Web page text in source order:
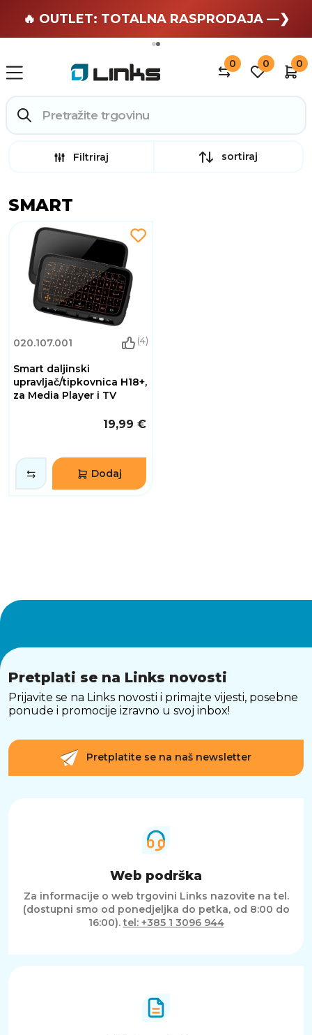
🏄 Zaslužuješ odmor —❯
🔥 OUTLET: TOTALNA RASPRODAJA —❯
0 0 0
Filtriraj sortiraj
SMART
020.107.001 (4)
Smart daljinski
upravljač/tipkovnica H18+,
za Media Player i TV
19,99 €
Dodaj
Pretplati se na Links novosti
Prijavite se na Links novosti i primajte vijesti, posebne
ponude i promocije izravno u svoj inbox!
Pretplatite se na naš newsletter
Web podrška
Za informacije o web trgovini Links nazovite na tel.
(dostupni smo od ponedjeljka do petka, od 8:00 do
16:00).tel: +385 1 3096 944